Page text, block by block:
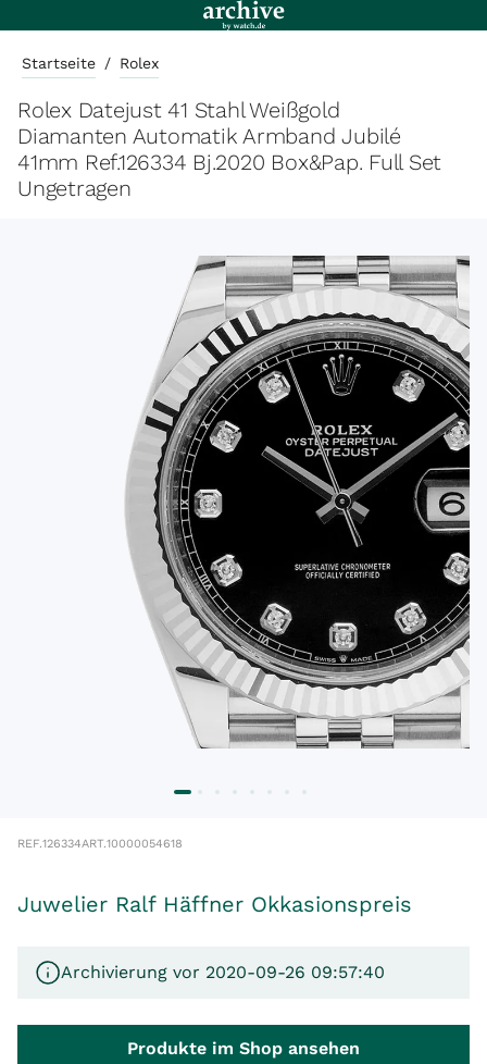
Startseite / Rolex
Rolex Datejust 41 Stahl Weißgold
Diamanten Automatik Armband Jubilé
41mm Ref.126334 Bj.2020 Box&Pap. Full Set
Ungetragen
REF.126334ART.10000054618
Juwelier Ralf Häffner Okkasionspreis
Archivierung vor 2020-09-26 09:57:40
Produkte im Shop ansehen